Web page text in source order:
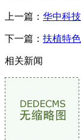
上一篇： 华中科
下一篇： 扶植特
相关新闻